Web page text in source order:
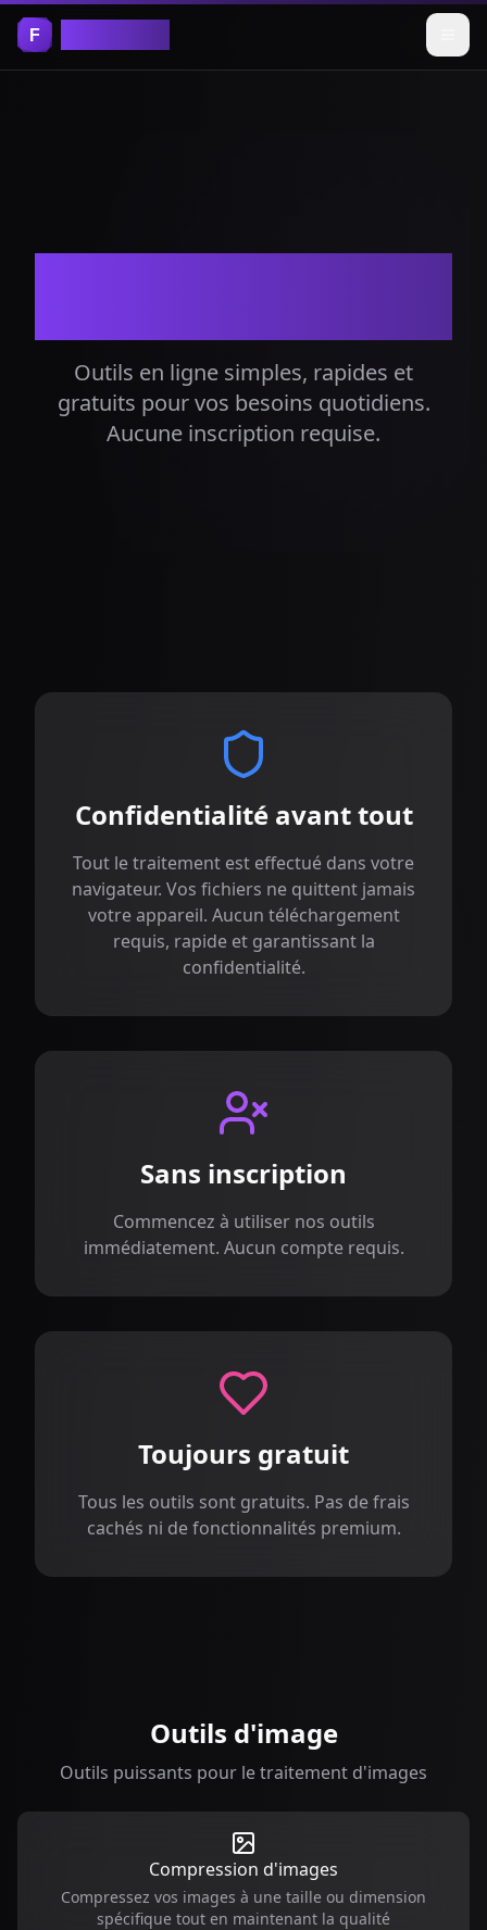
Outils en ligne simples, rapides et
gratuits pour vos besoins quotidiens.
Aucune inscription requise.
Caractéristiques Clés
Confidentialité avant tout
Tout le traitement est effectué dans votre
navigateur. Vos fichiers ne quittent jamais
votre appareil. Aucun téléchargement
requis, rapide et garantissant la
confidentialité.
Sans inscription
Commencez à utiliser nos outils
immédiatement. Aucun compte requis.
Toujours gratuit
Tous les outils sont gratuits. Pas de frais
cachés ni de fonctionnalités premium.
Outils d'image
Outils puissants pour le traitement d'images
Compression d'images
Compressez vos images à une taille ou dimension
spécifique tout en maintenant la qualité